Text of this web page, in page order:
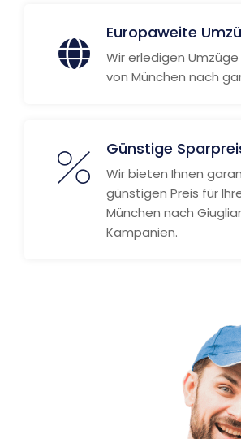
Europaweite
Wir erledigen
von München nach
Günstige
Wir bieten Ihnen
günstigen Preis für
München nach
Kampanien.